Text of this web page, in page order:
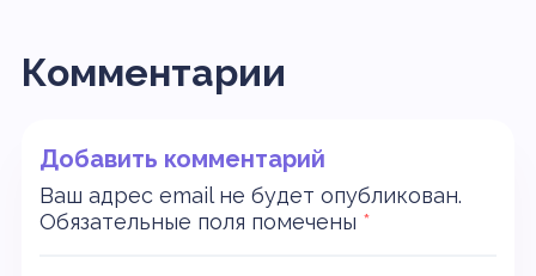
Комментарии
Добавить комментарий
Ваш адрес email не будет опубликован.
Обязательные поля помечены *